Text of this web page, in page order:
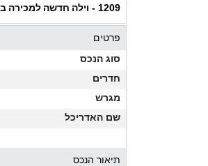
1209 - וילה חדשה למכירה
פרטים
סוג הנכס
חדרים
מגרש
שם האדריכל
תיאור הנכס